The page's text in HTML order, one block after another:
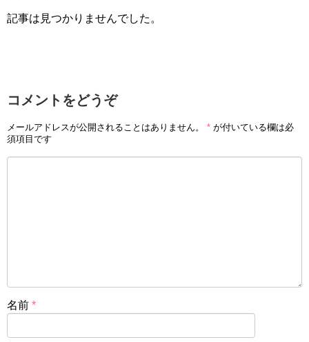
記事は見つかりませんでした。
コメントをどうぞ
メールアドレスが公開されることはありません。 * が付いている欄は必
須項目です
名前 *